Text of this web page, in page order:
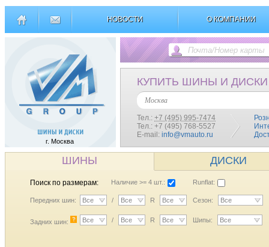
НОВОСТИ О КОМПАНИИ
г. Москва
КУПИТЬ ШИНЫ И ДИСКИ
Москва
Тел.: +7 (495) 995-7474
Тел.: +7 (495) 768-5527
E-mail: info@vmauto.ru
ШИНЫ ДИСКИ
Поиск по размерам: Наличие >= 4 шт.: Runflat:
Передних шин: Все / Все R Все Сезон: Все
Задних шин: ? Все / Все R Все Шипы: Все